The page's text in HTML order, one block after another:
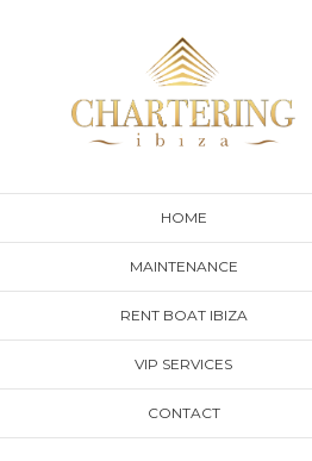
HOME
MAINTENANCE
RENT BOAT IBIZA
VIP SERVICES
CONTACT